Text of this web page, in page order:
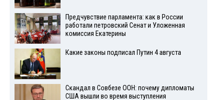
Предчувствие парламента: как в России
работали петровский Сенат и Уложенная
комиссия Екатерины
Какие законы подписал Путин 4 августа
Скандал в Совбезе ООН: почему дипломаты
США вышли во время выступления